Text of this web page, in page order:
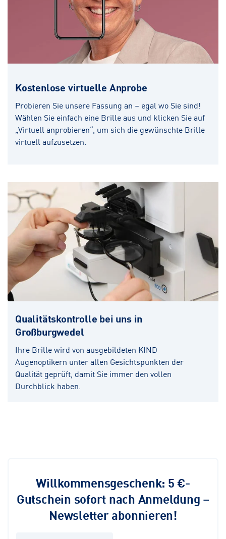
Kostenlose virtuelle Anprobe
Probieren Sie unsere Fassung an – egal wo Sie sind!
Wählen Sie einfach eine Brille aus und klicken Sie auf
„Virtuell anprobieren“, um sich die gewünschte Brille
virtuell aufzusetzen.
Qualitätskontrolle bei uns in
Großburgwedel
Ihre Brille wird von ausgebildeten KIND
Augenoptikern unter allen Gesichtspunkten der
Qualität geprüft, damit Sie immer den vollen
Durchblick haben.
Willkommensgeschenk: 5 €-
Gutschein sofort nach Anmeldung –
Newsletter abonnieren!